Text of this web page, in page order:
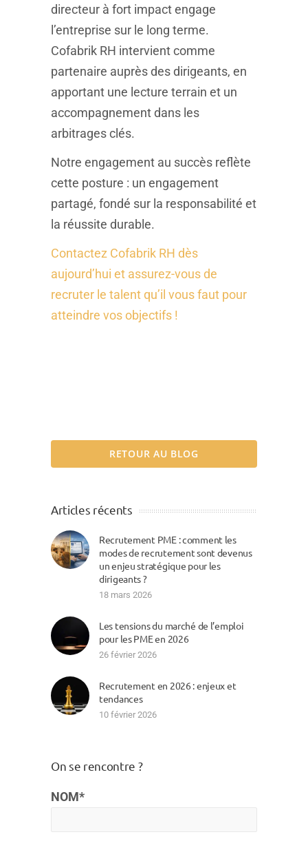
directeur à fort impact engage
l’entreprise sur le long terme.
Cofabrik RH intervient comme
partenaire auprès des dirigeants, en
apportant une lecture terrain et un
accompagnement dans les
arbitrages clés.
Notre engagement au succès reflète
cette posture : un engagement
partagé, fondé sur la responsabilité et
la réussite durable.
Contactez Cofabrik RH dès
aujourd’hui et assurez-vous de
recruter le talent qu’il vous faut pour
atteindre vos objectifs !
RETOUR AU BLOG
Articles récents
Recrutement PME : comment les
modes de recrutement sont devenus
un enjeu stratégique pour les
dirigeants ?
18 mars 2026
Les tensions du marché de l’emploi
pour les PME en 2026
26 février 2026
Recrutement en 2026 : enjeux et
tendances
10 février 2026
On se rencontre ?
NOM*